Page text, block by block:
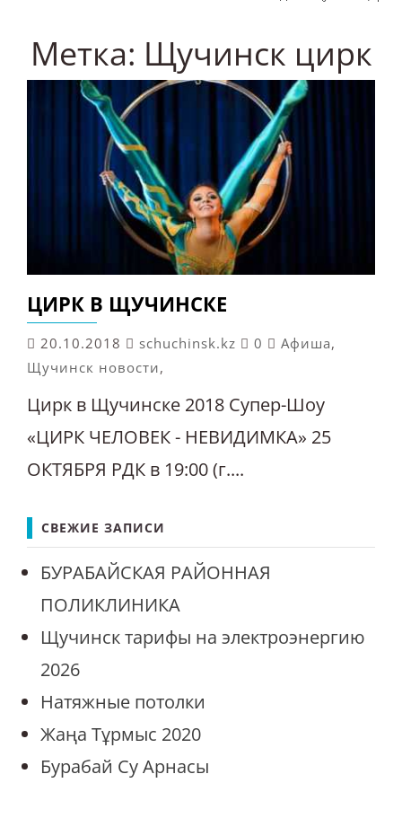
Метка: Щучинск цирк
ЦИРК В ЩУЧИНСКЕ
20.10.2018 schuchinsk.kz 0 Афиша,
Щучинск новости,
Цирк в Щучинске 2018 Супер-Шоу
«ЦИРК ЧЕЛОВЕК - НЕВИДИМКА» 25
ОКТЯБРЯ РДК в 19:00 (г....
СВЕЖИЕ ЗАПИСИ
БУРАБАЙСКАЯ РАЙОННАЯ
ПОЛИКЛИНИКА
Щучинск тарифы на электроэнергию
2026
Натяжные потолки
Жаңа Тұрмыс 2020
Бурабай Су Арнасы